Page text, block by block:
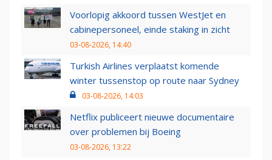
Voorlopig akkoord tussen WestJet en
cabinepersoneel, einde staking in zicht
03-08-2026, 14:40
Turkish Airlines verplaatst komende
winter tussenstop op route naar Sydney
03-08-2026, 14:03
Netflix publiceert nieuwe documentaire
over problemen bij Boeing
03-08-2026, 13:22